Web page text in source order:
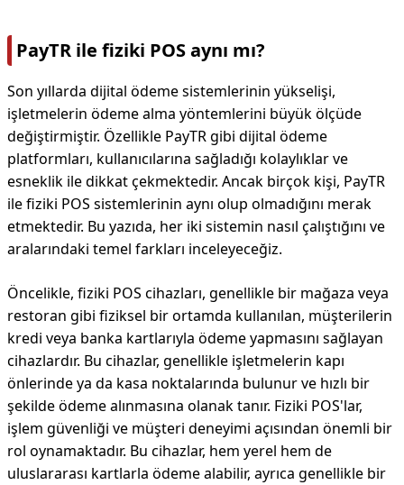
PayTR ile fiziki POS aynı mı?
Son yıllarda dijital ödeme sistemlerinin yükselişi,
işletmelerin ödeme alma yöntemlerini büyük ölçüde
değiştirmiştir. Özellikle PayTR gibi dijital ödeme
platformları, kullanıcılarına sağladığı kolaylıklar ve
esneklik ile dikkat çekmektedir. Ancak birçok kişi, PayTR
ile fiziki POS sistemlerinin aynı olup olmadığını merak
etmektedir. Bu yazıda, her iki sistemin nasıl çalıştığını ve
aralarındaki temel farkları inceleyeceğiz.
Öncelikle, fiziki POS cihazları, genellikle bir mağaza veya
restoran gibi fiziksel bir ortamda kullanılan, müşterilerin
kredi veya banka kartlarıyla ödeme yapmasını sağlayan
cihazlardır. Bu cihazlar, genellikle işletmelerin kapı
önlerinde ya da kasa noktalarında bulunur ve hızlı bir
şekilde ödeme alınmasına olanak tanır. Fiziki POS'lar,
işlem güvenliği ve müşteri deneyimi açısından önemli bir
rol oynamaktadır. Bu cihazlar, hem yerel hem de
uluslararası kartlarla ödeme alabilir, ayrıca genellikle bir